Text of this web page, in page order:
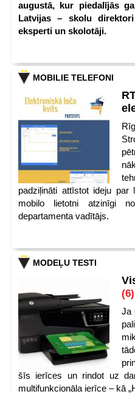
augustā, kur piedalījās
Latvijas – skolu
eksperti un skolotāji.
MOBILIE TELEFONI
padziļināti attīstot ideju par
mobilo lietotni atzinīgi
departamenta vadītājs.
MODEĻU TESTI
(6)
Ja
šīs ierīces un rindot uz
multifunkcionāla ierīce – kā